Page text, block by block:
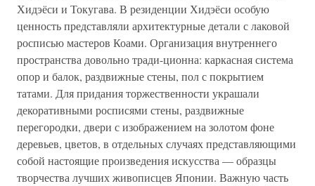
Хидэёси и Токугава. В резиденции Хидэёси особую
ценность представляли архитектурные детали с лаковой
росписью мастеров Коами. Организация внутреннего
пространства довольно тради-ционна: каркасная система
опор и балок, раздвижные стены, пол с покрытием
татами. Для придания торжественности украшали
декоративными росписями стены, раздвижные
перегородки, двери с изображением на золотом фоне
деревьев, цветов, в отдельных случаях представляющими
собой настоящие произведения искусства — образцы
творчества лучших живописцев Японии. Важную часть